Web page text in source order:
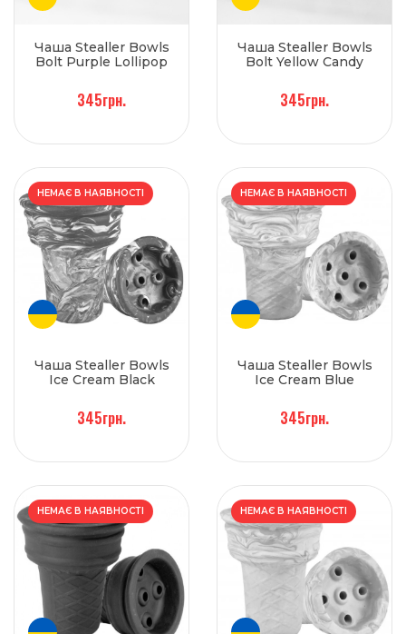
Чаша Stealler Bowls
Bolt Purple Lollipop
345грн.
Чаша Stealler Bowls
Bolt Yellow Candy
345грн.
НЕМАЄ В НАЯВНОСТІ
Чаша Stealler Bowls
Ice Cream Black
345грн.
НЕМАЄ В НАЯВНОСТІ
Чаша Stealler Bowls
Ice Cream Blue
345грн.
НЕМАЄ В НАЯВНОСТІ НЕМАЄ В НАЯВНОСТІ